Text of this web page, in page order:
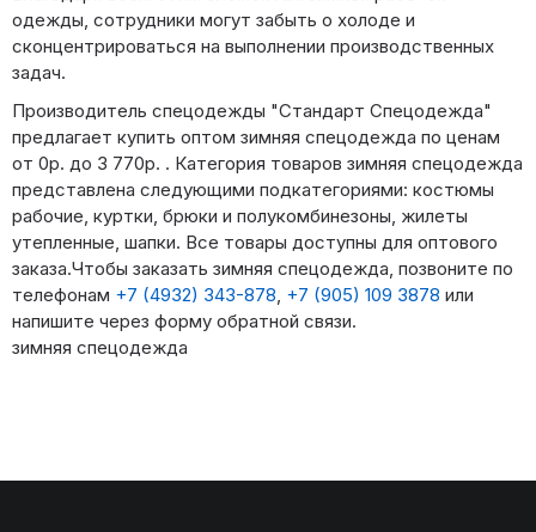
одежды, сотрудники могут забыть о холоде и
сконцентрироваться на выполнении производственных
задач.
Производитель спецодежды "Стандарт Спецодежда"
предлагает купить оптом зимняя спецодежда по ценам
от 0р. до 3 770р. . Категория товаров зимняя спецодежда
представлена следующими подкатегориями: костюмы
рабочие, куртки, брюки и полукомбинезоны, жилеты
утепленные, шапки. Все товары доступны для оптового
заказа.Чтобы заказать зимняя спецодежда, позвоните по
телефонам +7 (4932) 343-878 +7 (905) 109 3878 или
напишите через форму обратной связи.
зимняя спецодежда